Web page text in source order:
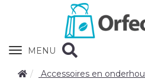
Zobrazit
MENU
Accessoires en